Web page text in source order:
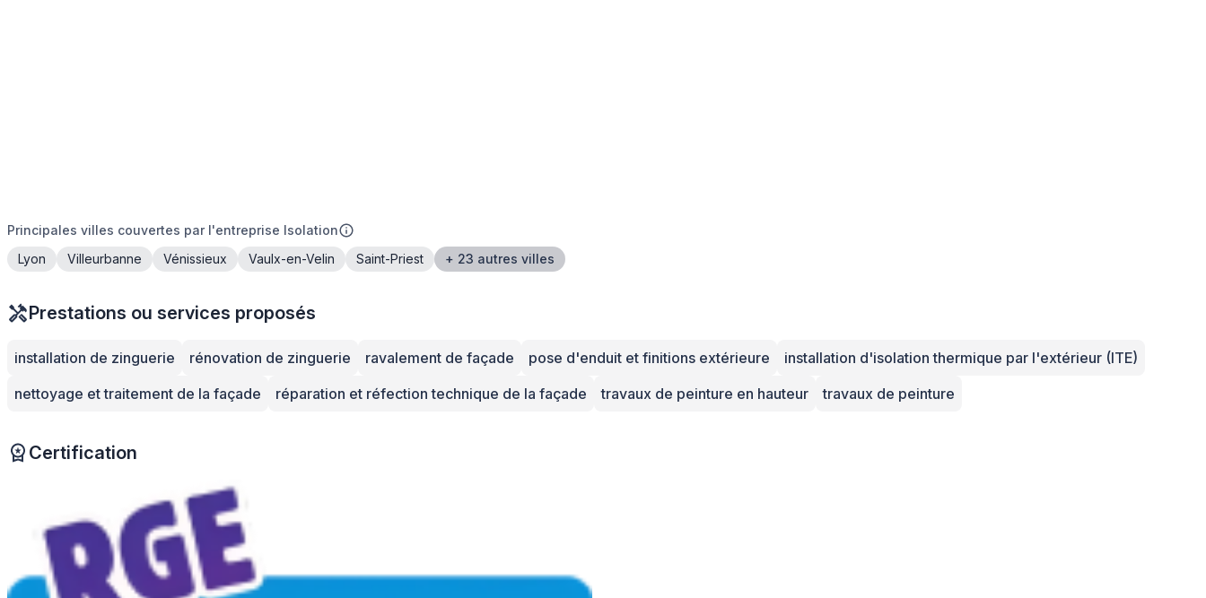
Principales villes couvertes par l'entreprise Isolation
Lyon
Villeurbanne Vénissieux Vaulx-en-Velin Saint-Priest + 23 autres villes
Prestations ou services proposés
installation de zinguerie rénovation de zinguerie ravalement de façade pose d'enduit et finitions extérieure
installation d'isolation thermique par l'extérieur (ITE)
nettoyage et traitement de la façade
réparation et réfection technique de la façade travaux de peinture en hauteur travaux de peinture
Certification